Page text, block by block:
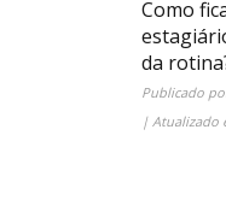
Como
da
Publicado
| Atualizado